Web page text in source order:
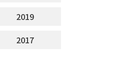
2019
2017